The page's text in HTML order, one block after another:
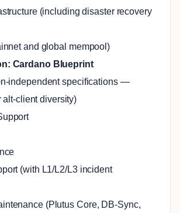
(including disaster recovery
and global mempool)
Cardano Blueprint
independent specifications —
alt-client diversity)
(with L1/L2/L3 incident
(Plutus Core, DB-Sync,